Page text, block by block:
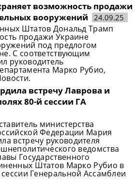
возможность продажи
вооружений
24.09.25
Штатов Дональд Трамп
продажи Украине
под предлогом
С соответствующим
руководитель
Марко Рубио,
встречу Лаврова и
80-й сессии ГА
министерства
Федерации Мария
встречу руководителя
ведомства
Государственного
Штатов Марко Рубио в
Генеральной Ассамблеи